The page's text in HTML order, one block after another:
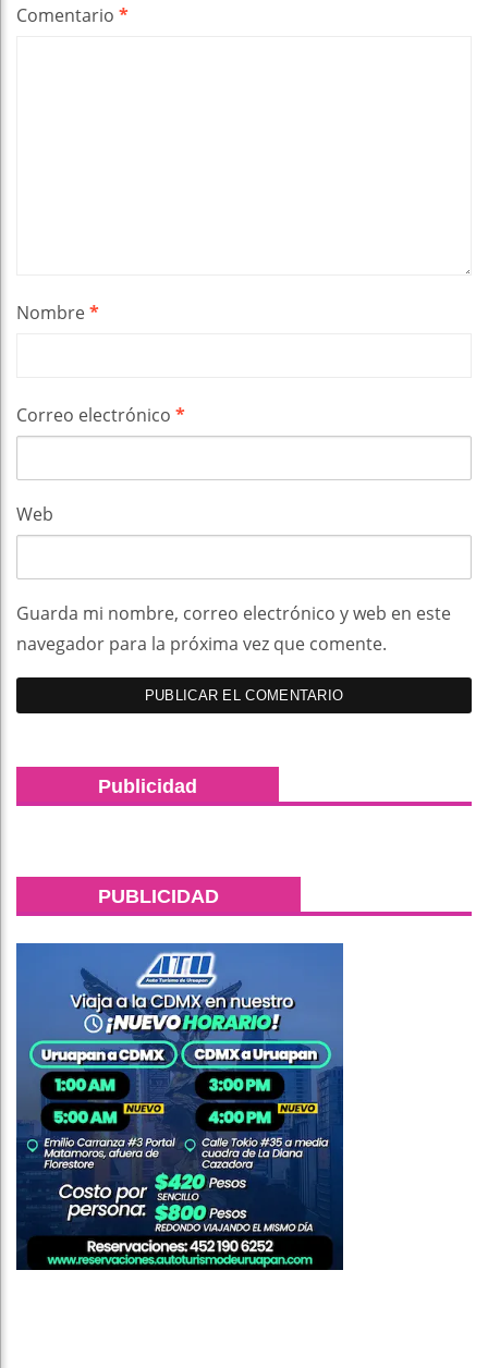
Comentario *
Nombre*
Correo electrónico *
Web
Guarda mi nombre, correo electrónico y web en este
navegador para la próxima vez que comente.
Publicidad
PUBLICIDAD